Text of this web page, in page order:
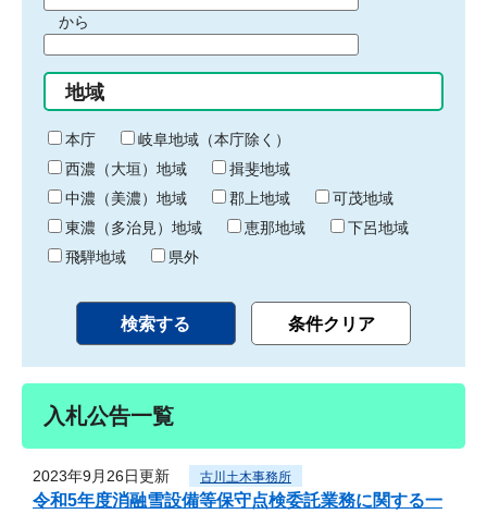
間
始
り
から
間
終
わ
り
地域
本庁
岐阜地域（本庁除く）
西濃（大垣）地域
揖斐地域
中濃（美濃）地域
郡上地域
可茂地域
東濃（多治見）地域
恵那地域
下呂地域
飛騨地域
県外
入札公告一覧
2023年9月26日更新 古川土木事務所
令和5年度消融雪設備等保守点検委託業務に関する一